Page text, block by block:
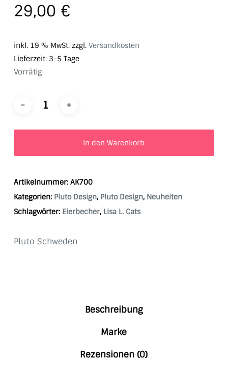
29,00 €
inkl. 19 % MwSt. zzgl. Versandkosten
Lieferzeit: 3-5 Tage
Vorrätig
In den Warenkorb
Artikelnummer: AK700
Kategorien: Pluto Design, Pluto Design, Neuheiten
Schlagwörter: Eierbecher, Lisa L. Cats
Pluto Schweden
Beschreibung
Marke
Rezensionen (0)